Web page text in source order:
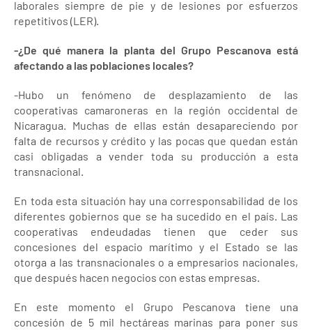
laborales siempre de pie y de lesiones por esfuerzos
repetitivos (LER).
-¿De qué manera la planta del Grupo Pescanova está
afectando a las poblaciones locales?
-Hubo un fenómeno de desplazamiento de las
cooperativas camaroneras en la región occidental de
Nicaragua. Muchas de ellas están desapareciendo por
falta de recursos y crédito y las pocas que quedan están
casi obligadas a vender toda su producción a esta
transnacional.
En toda esta situación hay una corresponsabilidad de los
diferentes gobiernos que se ha sucedido en el país. Las
cooperativas endeudadas tienen que ceder sus
concesiones del espacio marítimo y el Estado se las
otorga a las transnacionales o a empresarios nacionales,
que después hacen negocios con estas empresas.
En este momento el Grupo Pescanova tiene una
concesión de 5 mil hectáreas marinas para poner sus